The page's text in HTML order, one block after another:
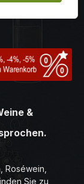
&
Roséwein,
Sie zu